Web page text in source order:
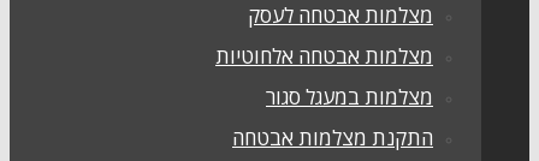
מצלמות אבטחה לעסק
מצלמות אבטחה אלחוטיות
מצלמות במעגל סגור
התקנת מצלמות אבטחה